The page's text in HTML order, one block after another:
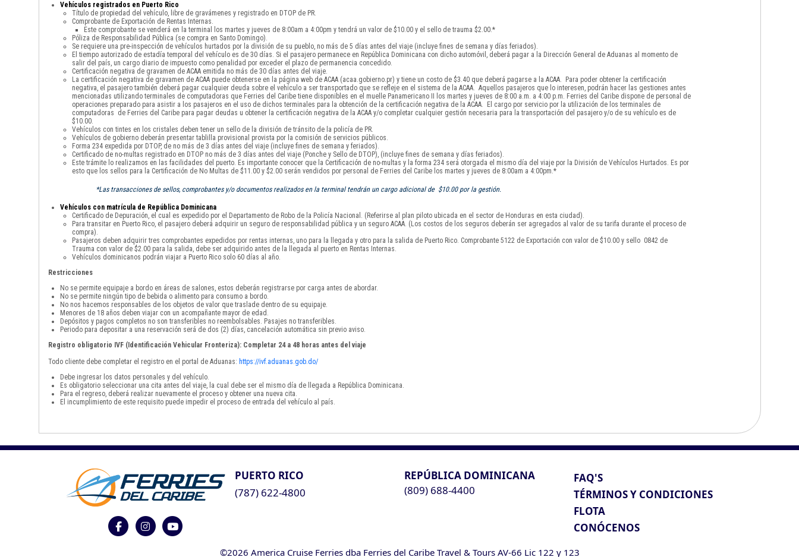
Vehículos registrados en Puerto Rico
Título de propiedad del vehículo, libre de gravámenes y registrado en DTOP de PR.
Comprobante de Exportación de Rentas Internas.
Este comprobante se venderá en la terminal los martes y jueves de 8:00am a 4:00pm y tendrá un valor de $10.00 y el sello de trauma $2.00.*
Póliza de Responsabilidad Pública (se compra en Santo Domingo).
Se requiere una pre-inspección de vehículos hurtados por la división de su pueblo, no más de 5 días antes del viaje (incluye fines de semana y días feriados).
El tiempo autorizado de estadía temporal del vehículo es de 30 días. Si el pasajero permanece en República Dominicana con dicho automóvil, deberá pagar a la Dirección General de Aduanas al momento de
salir del país, un cargo diario de impuesto como penalidad por exceder el plazo de permanencia concedido.
Certificación negativa de gravamen de ACAA emitida no más de 30 días antes del viaje.
La certificación negativa de gravamen de ACAA puede obtenerse en la página web de ACAA (acaa.gobierno.pr) y tiene un costo de $3.40 que deberá pagarse a la ACAA. Para poder obtener la certificación
negativa, el pasajero también deberá pagar cualquier deuda sobre el vehículo a ser transportado que se refleje en el sistema de la ACAA. Aquellos pasajeros que lo interesen, podrán hacer las gestiones antes
mencionadas utilizando terminales de computadoras que Ferries del Caribe tiene disponibles en el muelle Panamericano II los martes y jueves de 8:00 a.m. a 4:00 p.m. Ferries del Caribe dispone de personal de
operaciones preparado para asistir a los pasajeros en el uso de dichos terminales para la obtención de la certificación negativa de la ACAA. El cargo por servicio por la utilización de los terminales de
computadoras de Ferries del Caribe para pagar deudas u obtener la certificación negativa de la ACAA y/o completar cualquier gestión necesaria para la transportación del pasajero y/o de su vehículo es de
$10.00.
Vehículos con tintes en los cristales deben tener un sello de la división de tránsito de la policía de PR.
Vehículos de gobierno deberán presentar tablilla provisional provista por la comisión de servicios públicos.
Forma 234 expedida por DTOP, de no más de 3 días antes del viaje (incluye fines de semana y feriados).
Certificado de no-multas registrado en DTOP no más de 3 días antes del viaje (Ponche y Sello de DTOP), (incluye fines de semana y días feriados).
Este trámite lo realizamos en las facilidades del puerto. Es importante conocer que la Certificación de no-multas y la forma 234 será otorgada el mismo día del viaje por la División de Vehículos Hurtados. Es por
esto que los sellos para la Certificación de No Multas de $11.00 y $2.00 serán vendidos por personal de Ferries del Caribe los martes y jueves de 8:00am a 4:00pm.*
*Las transacciones de sellos, comprobantes y/o documentos realizados en la terminal tendrán un cargo adicional de $10.00 por la gestión.
Vehículos con matrícula de República Dominicana
Certificado de Depuración, el cual es expedido por el Departamento de Robo de la Policía Nacional. (Referirse al plan piloto ubicada en el sector de Honduras en esta ciudad).
Para transitar en Puerto Rico, el pasajero deberá adquirir un seguro de responsabilidad pública y un seguro ACAA. (Los costos de los seguros deberán ser agregados al valor de su tarifa durante el proceso de
compra).
Pasajeros deben adquirir tres comprobantes expedidos por rentas internas, uno para la llegada y otro para la salida de Puerto Rico. Comprobante 5122 de Exportación con valor de $10.00 y sello 0842 de
Trauma con valor de $2.00 para la salida, debe ser adquirido antes de la llegada al puerto en Rentas Internas.
Vehículos dominicanos podrán viajar a Puerto Rico solo 60 días al año.
Restricciones
No se permite equipaje a bordo en áreas de salones, estos deberán registrarse por carga antes de abordar.
No se permite ningún tipo de bebida o alimento para consumo a bordo.
No nos hacemos responsables de los objetos de valor que traslade dentro de su equipaje.
Menores de 18 años deben viajar con un acompañante mayor de edad.
Depósitos y pagos completos no son transferibles no reembolsables. Pasajes no transferibles.
Periodo para depositar a una reservación será de dos (2) días, cancelación automática sin previo aviso.
Registro obligatorio IVF (Identificación Vehicular Fronteriza): Completar 24 a 48 horas antes del viaje
Todo cliente debe completar el registro en el portal de Aduanas: https://ivf.aduanas.gob.do/
Debe ingresar los datos personales y del vehículo.
Es obligatorio seleccionar una cita antes del viaje, la cual debe ser el mismo día de llegada a República Dominicana.
Para el regreso, deberá realizar nuevamente el proceso y obtener una nueva cita.
El incumplimiento de este requisito puede impedir el proceso de entrada del vehículo al país.
PUERTO RICO
(787) 622-4800
REPÚBLICA DOMINICANA
(809) 688-4400
FAQ'S
TÉRMINOS Y CONDICIONES
FLOTA
CONÓCENOS
©2026 America Cruise Ferries dba Ferries del Caribe Travel & Tours AV-66 Lic 122 y 123